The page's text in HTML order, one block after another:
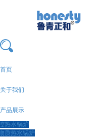
首页
关于我们
产品展示
热水锅炉
质热水锅炉